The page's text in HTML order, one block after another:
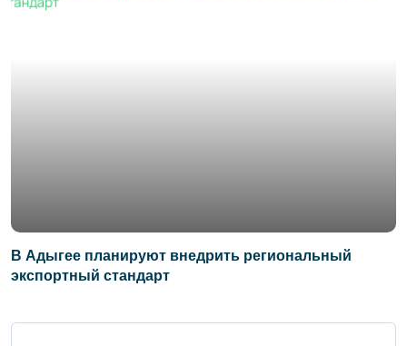
В Адыгее планируют внедрить региональный
экспортный стандарт